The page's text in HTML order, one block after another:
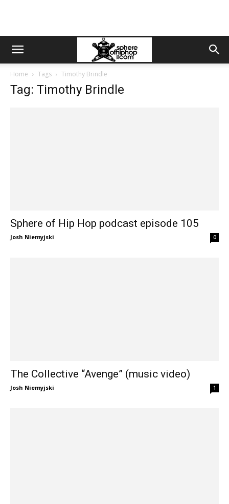
Home Tags Timothy Brindle
Tag: Timothy Brindle
Sphere of Hip Hop podcast episode 105
Josh Niemyjski 0
The Collective “Avenge” (music video)
Josh Niemyjski 1